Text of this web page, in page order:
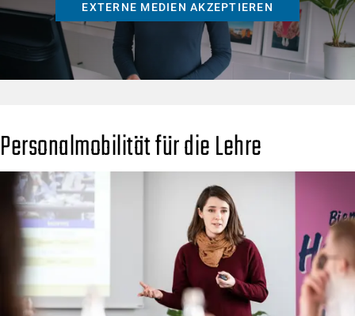
EXTERNE MEDIEN AKZEPTIEREN
Personalmobilität für die Lehre